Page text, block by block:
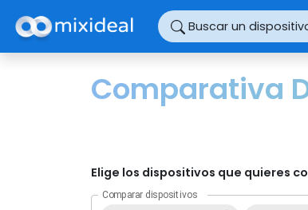
Buscar un
Comparativa
Elige los dispositivos que quieres
Comparar dispositivos